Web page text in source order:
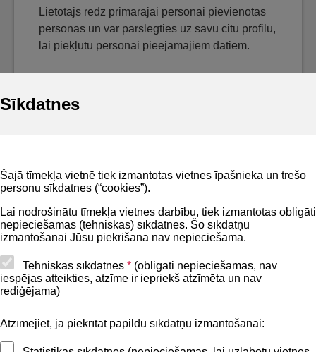
Sīkdatnes
Šajā tīmekļa vietnē tiek izmantotas vietnes īpašnieka un trešo
personu sīkdatnes (“cookies”).
Lai nodrošinātu tīmekļa vietnes darbību, tiek izmantotas obligāti
nepieciešamās (tehniskās) sīkdatnes. Šo sīkdatņu
izmantošanai Jūsu piekrišana nav nepieciešama.
Tehniskās sīkdatnes * (obligāti nepieciešamās, nav
iespējas atteikties, atzīme ir iepriekš atzīmēta un nav
rediģējama)
Atzīmējiet, ja piekrītat papildu sīkdatņu izmantošanai:
Lietotājs redz primārajai personai pievienotās
personas un var pārslēgties uz savu citu profilu,
lai piekļūtu personai pieejamajiem datiem.
Privātuma politika
Lapas karte
Piekļūstamības paziņojums
Kontakti